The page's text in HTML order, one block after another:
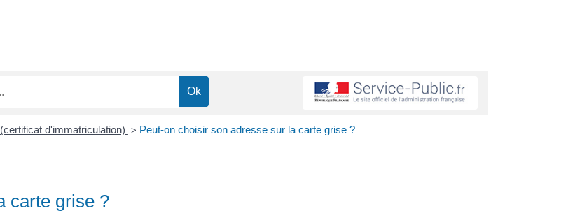
d'immatriculation) > Peut-on choisir son adresse sur la carte grise ?
carte grise ?